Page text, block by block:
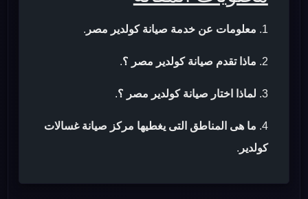
معلومات عن خدمة صيانة كولدير مصر .
ماذا تقدم صيانة كولدير مصر ؟.
لماذا اختار صيانة كولدير مصر ؟.
ما هى المناطق التى يغطيها مركز صيانة غسالات
كولدير .